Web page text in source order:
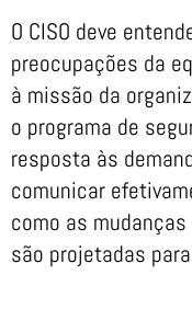
O CISO deve
preocupações da
à missão da
o programa de
resposta às
comunicar
como as
são projetadas